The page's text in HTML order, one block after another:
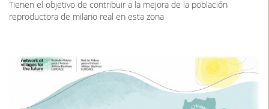
Tienen el objetivo de contribuir a la mejora de la población
reproductora de milano real en esta zona